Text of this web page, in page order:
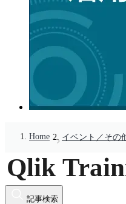
Home イベント／その
記事検索